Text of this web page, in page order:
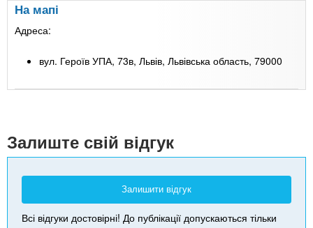
На мапі
Адреса:
вул. Героїв УПА, 73в, Львів, Львівська область, 79000
Залиште свій відгук
Залишити відгук
Всі відгуки достовірні! До публікації допускаються тільки